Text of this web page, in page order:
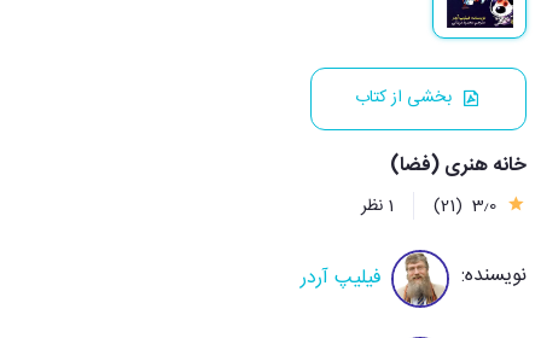
بخشی از کتاب
خانه هنری (فضا)
3٫0 (21) 1 نظر
نویسنده: فیلیپ آردر